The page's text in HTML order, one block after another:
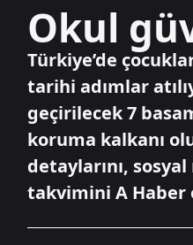
Okul
Türkiye’de
tarihi adımlar
geçirilecek 7
koruma kalkanı
detaylarını,
takvimini A Haber